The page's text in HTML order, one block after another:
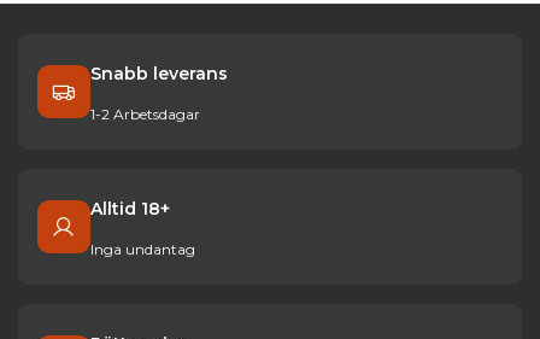
Snabb leverans
1-2 Arbetsdagar
Alltid 18+
Inga undantag